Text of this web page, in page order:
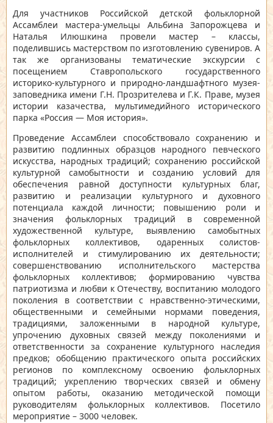
Для участников Российской детской фольклорной
Ассамблеи мастера-умельцы Альбина Запорожцева и
Наталья Илюшкина провели мастер – классы,
поделившись мастерством по изготовлению сувениров. А
так же организованы тематические экскурсии с
посещением Ставропольского государственного
историко-культурного и природно-ландшафтного музея-
заповедника имени Г.Н. Прозрителева и Г.К. Праве, музея
истории казачества, мультимедийного исторического
парка «Россия — Моя история».
Проведение Ассамблеи способствовало сохранению и
развитию подлинных образцов народного певческого
искусства, народных традиций; сохранению российской
культурной самобытности и созданию условий для
обеспечения равной доступности культурных благ,
развитию и реализации культурного и духовного
потенциала каждой личности; повышению роли и
значения фольклорных традиций в современной
художественной культуре, выявлению самобытных
фольклорных коллективов, одаренных солистов-
исполнителей и стимулированию их деятельности;
совершенствованию исполнительского мастерства
фольклорных коллективов; формированию чувства
патриотизма и любви к Отечеству, воспитанию молодого
поколения в соответствии с нравственно-этическими,
общественными и семейными нормами поведения,
традициями, заложенными в народной культуре,
упрочению духовных связей между поколениями и
ответственности за сохранение культурного наследия
предков; обобщению практического опыта российских
регионов по комплексному освоению фольклорных
традиций; укреплению творческих связей и обмену
опытом работы, оказанию методической помощи
руководителям фольклорных коллективов. Посетило
мероприятие – 3000 человек.